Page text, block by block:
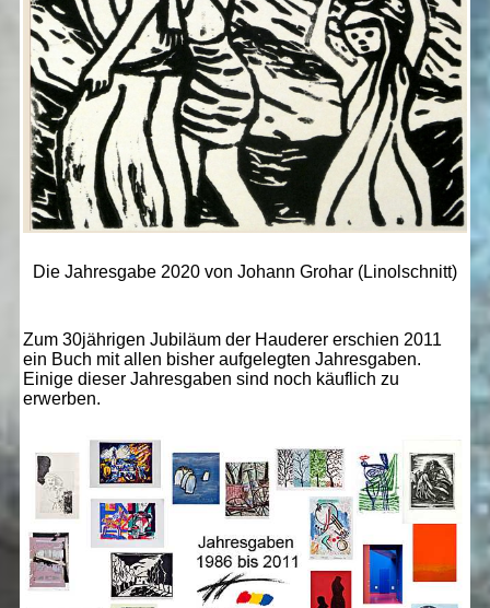
Die Jahresgabe 2020 von Johann Grohar (Linolschnitt)
Zum 30jährigen Jubiläum der Hauderer erschien 2011
ein Buch mit allen bisher aufgelegten Jahresgaben.
Einige dieser Jahresgaben sind noch käuflich zu
erwerben.